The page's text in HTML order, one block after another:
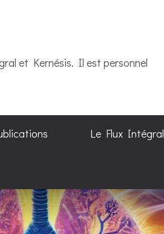
et Kernésis. Il est personnel
Le Flux Intégral